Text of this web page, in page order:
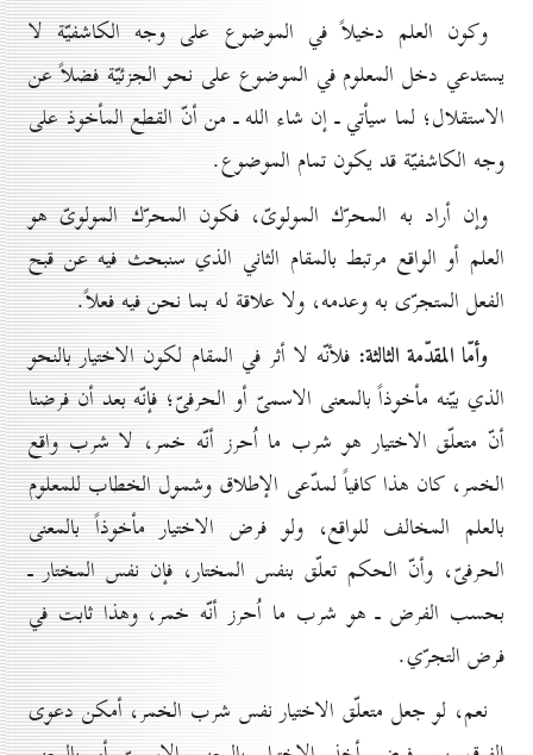
وكون العلم دخيلاً في الموضوع على وجه الكاشفيّة لا
يستدعي دخل المعلوم في الموضوع على نحو الجزئيّة فضلاً عن
الاستقلال؛ لما سيأتي ـ إن شاء الله ـ من أنّ القطع المأخوذ على
وجه الكاشفيّة قد يكون تمام الموضوع.
وإن أراد به المحرّك المولوىّ، فكون المحرّك المولوىّ هو
العلم أو الواقع مرتبط بالمقام الثاني الذي سنبحث فيه عن قبح
الفعل المتجرّى به وعدمه، ولا علاقة له بما نحن فيه فعلاً.
وأمّا المقدّمة الثالثة: فلأنّه لا أثر في المقام لكون الاختيار بالنحو
الذي بيّنه مأخوذاً بالمعنى الاسمىّ أو الحرفىّ؛ فإنّه بعد أن فرضنا
أنّ متعلّق الاختيار هو شرب ما اُحرز أنّه خمر، لا شرب واقع
الخمر، كان هذا كافياً لمدّعى الإطلاق وشمول الخطاب للمعلوم
بالعلم المخالف للواقع، ولو فرض الاختيار مأخوذاً بالمعنى
الحرفىّ، وأنّ الحكم تعلّق بنفس المختار، فإن نفس المختار ـ
بحسب الفرض ـ هو شرب ما اُحرز أنّه خمر، وهذا ثابت في
فرض التجرّي.
نعم، لو جعل متعلّق الاختيار نفس شرب الخمر، أمكن دعوى